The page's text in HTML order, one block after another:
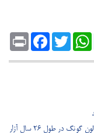
Print
FacebookTwitter
WhatsApp
- اعلامیه‌ها، نامه‌های حمایت‌آمیز و قطعنامه‌های دریافتی فالون گونگ در طول ۲۶ سال آزار